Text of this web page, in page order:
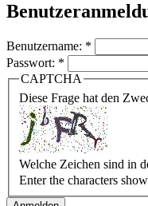
Benutzername: *
Passwort: *
CAPTCHA
Diese Frage hat den
Welche Zeichen sind in
Enter the characters